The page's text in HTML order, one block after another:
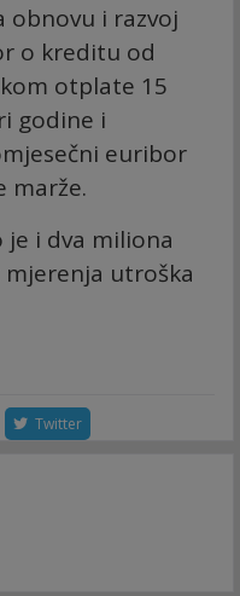
obnovu i razvoj
o kreditu od
otplate 15
godine i
euribor
marže.
i dva miliona
utroška
Twitter